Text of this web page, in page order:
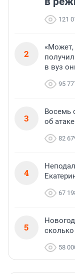
121
2
«Может,
в вуз
95
3
Восемь
об
82
4
67
5
58